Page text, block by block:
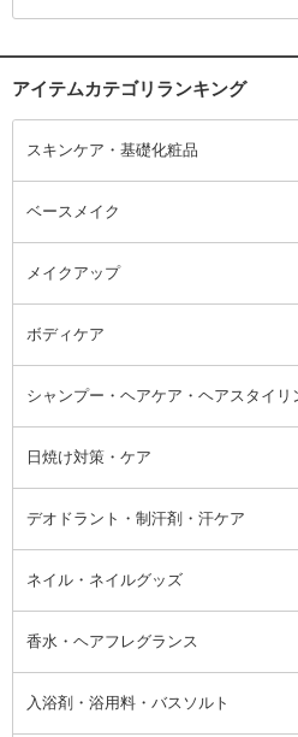
アイテムカテゴリランキング
スキンケア・基礎化粧品
スキンケア・基礎化粧品全て
洗顔料
美容液
オールインワン化粧品
フェイスオイル・バーム
ブースター・導入液
洗い流すパック・マスク
リップクリーム・リップケア
顔用マッサージ料
ベースメイク
ベースメイク全て
BBクリーム
コンシーラー
フェイスパウダー
メイクアップ
メイクアップ全て
まつげ美容液
アイシャドウ
アイブロウ・眉マスカラ
チーク
ハイライト・シェーディング
ボディケア
ボディケア全て
ボディケア
レッグ・フットケア
バストケア
ネイルケア
脱毛・除毛ケア
シャンプー・ヘアケア・ヘアスタイリ
シャンプー・ヘアケア・ヘアスタ
イリング全て
洗い流さないトリートメント
ヘアスタイリング剤
頭皮ケア・育毛剤
その他シャンプー・ヘアケア・ヘ
アスタイリング
日焼け対策・ケア
日焼け対策・ケア全て
サンオイル・タンニング
その他日焼け対策・UVケア
デオドラント・制汗剤・汗ケア
デオドラント・制汗剤・汗ケア全
て
フット用デオドラント・制汗剤・
汗ケア
ネイル・ネイルグッズ
ネイル・ネイルグッズ全て
ジェルネイル
香水・ヘアフレグランス
香水・ヘアフレグランス全て
入浴剤・浴用料・バスソルト